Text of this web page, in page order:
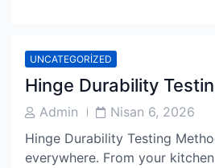
UNCATEGORIZED
Hinge Durability
PostAdmin
PostNisan 6, 2026
Hinge Durability Testing
everywhere. From your